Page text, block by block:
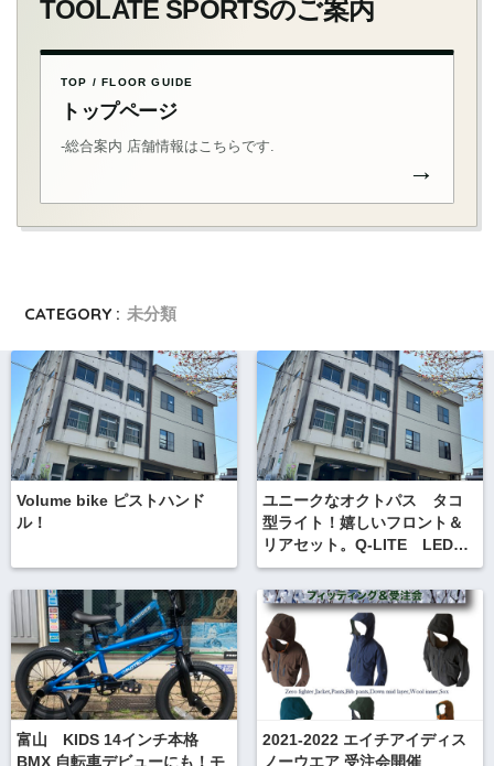
TOOLATE SPORTSのご案内
TOP / FLOOR GUIDE
トップページ
-総合案内 店舗情報はこちらです.
→
CATEGORY : 未分類
Volume bike ピストハンド
ル！
ユニークなオクトパス タコ
型ライト！嬉しいフロント＆
リアセット。Q-LITE LEDラ
イト Octopus Bike Light
タコライト
富山 KIDS 14インチ本格
BMX 自転車デビューにも！モ
2021-2022 エイチアイディス
ノーウエア 受注会開催